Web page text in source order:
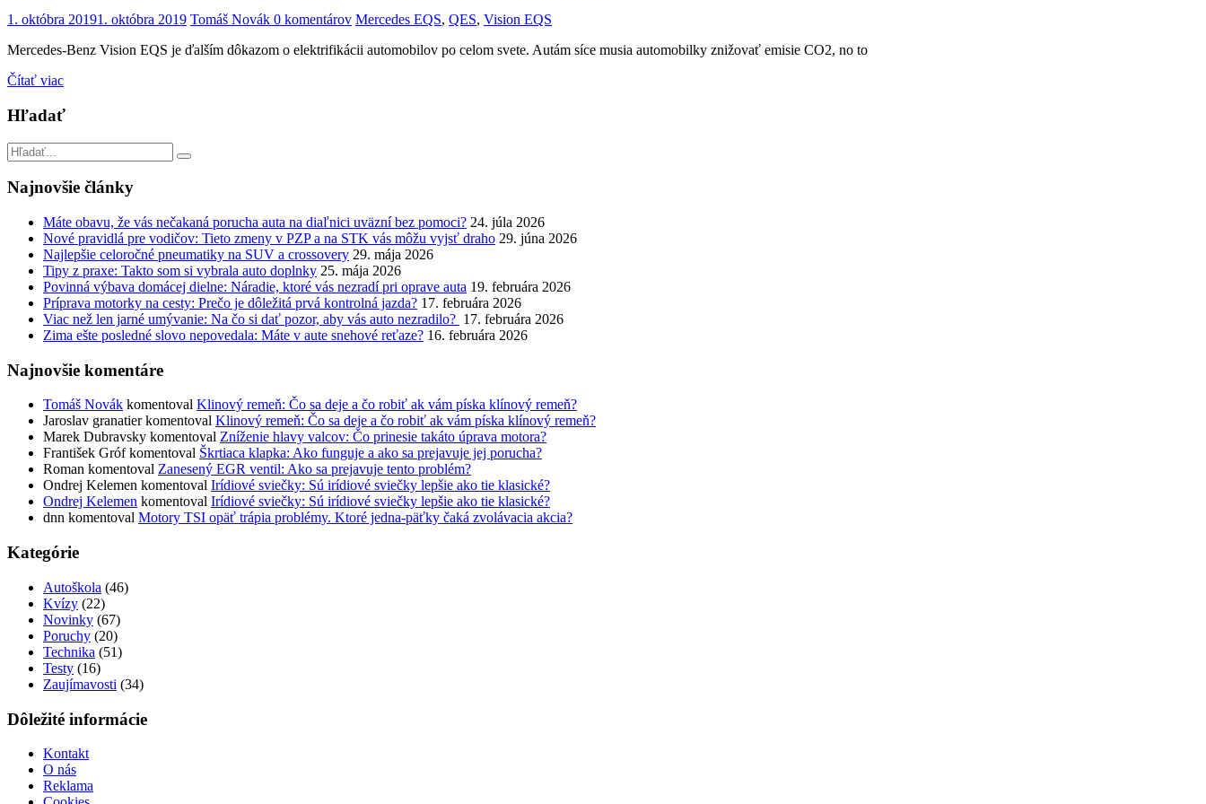
1. októbra 20191. októbra 2019 Tomáš Novák 0 komentárov Mercedes EQS, QES, Vision EQS
Mercedes-Benz Vision EQS je ďalším dôkazom o elektrifikácii automobilov po celom svete. Autám síce musia automobilky znižovať emisie CO2, no to
Čítať viac
Hľadať
Najnovšie články
Máte obavu, že vás nečakaná porucha auta na diaľnici uväzní bez pomoci? 24. júla 2026
Nové pravidlá pre vodičov: Tieto zmeny v PZP a na STK vás môžu vyjsť draho 29. júna 2026
Najlepšie celoročné pneumatiky na SUV a crossovery 29. mája 2026
Tipy z praxe: Takto som si vybrala auto doplnky 25. mája 2026
Povinná výbava domácej dielne: Náradie, ktoré vás nezradí pri oprave auta 19. februára 2026
Príprava motorky na cesty: Prečo je dôležitá prvá kontrolná jazda? 17. februára 2026
Viac než len jarné umývanie: Na čo si dať pozor, aby vás auto nezradilo? 17. februára 2026
Zima ešte posledné slovo nepovedala: Máte v aute snehové reťaze? 16. februára 2026
Najnovšie komentáre
Tomáš Novák komentoval Klinový remeň: Čo sa deje a čo robiť ak vám píska klínový remeň?
Jaroslav granatierkomentoval Klinový remeň: Čo sa deje a čo robiť ak vám píska klínový remeň?
Marek Dubravsky komentoval Zníženie hlavy valcov: Čo prinesie takáto úprava motora?
František Grófkomentoval Škrtiaca klapka: Ako funguje a ako sa prejavuje jej porucha?
Roman komentoval Zanesený EGR ventil: Ako sa prejavuje tento problém?
Ondrej Kelemen komentoval Irídiové sviečky: Sú irídiové sviečky lepšie ako tie klasické?
Ondrej Kelemen komentoval Irídiové sviečky: Sú irídiové sviečky lepšie ako tie klasické?
dnn komentoval Motory TSI opäť trápia problémy. Ktoré jedna-päťky čaká zvolávacia akcia?
Kategórie
Autoškola (46)
Kvízy (22)
Novinky (67)
Poruchy (20)
Technika (51)
Testy (16)
Zaujímavosti (34)
Dôležité informácie
Kontakt
O nás
Reklama